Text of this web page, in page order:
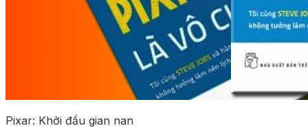
Pixar: Khởi đầu gian nan